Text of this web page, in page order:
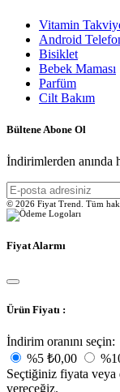
Vitamin
Android
Bisiklet
Bebek Maması
Parfüm
Cilt Bakım
Bültene Abone Ol
İndirimlerden anında
© 2026 Fiyat Trend. Tüm
Fiyat Alarmı
Ürün Fiyatı :
İndirim oranını seçin:
%5 ₺0,00
Seçtiğiniz fiyata veya
vereceğiz.